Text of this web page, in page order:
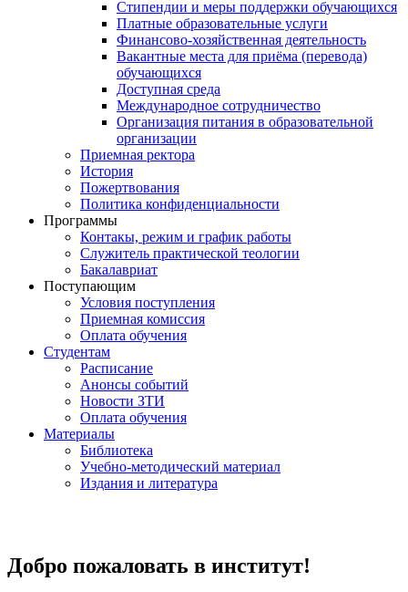
Стипендии и меры поддержки обучающихся
Платные образовательные услуги
Финансово-хозяйственная деятельность
Вакантные места для приёма (перевода)
обучающихся
Доступная среда
Международное сотрудничество
Организация питания в образовательной
организации
Приемная ректора
История
Пожертвования
Политика конфиденциальности
Программы
Контакы, режим и график работы
Служитель практической теологии
Бакалавриат
Поступающим
Условия поступления
Приемная комиссия
Оплата обучения
Студентам
Расписание
Анонсы событий
Новости ЗТИ
Оплата обучения
Материалы
Библиотека
Учебно-методический материал
Издания и литература
Добро пожаловать в институт!